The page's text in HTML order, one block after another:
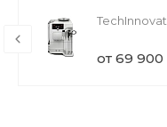
от 69 900